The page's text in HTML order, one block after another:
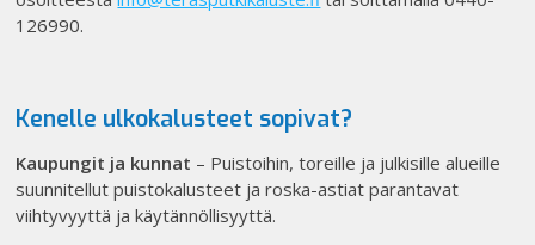
126990.
Kenelle ulkokalusteet sopivat?
Kaupungit ja kunnat – Puistoihin, toreille ja julkisille alueille
suunnitellut puistokalusteet ja roska-astiat parantavat
viihtyvyyttä ja käytännöllisyyttä.